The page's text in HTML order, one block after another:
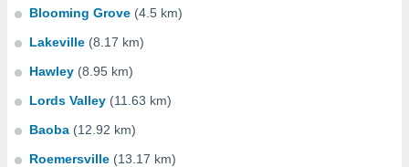
Blooming Grove (4.5 km)
Lakeville (8.17 km)
Hawley (8.95 km)
Lords Valley (11.63 km)
Baoba (12.92 km)
Roemersville (13.17 km)